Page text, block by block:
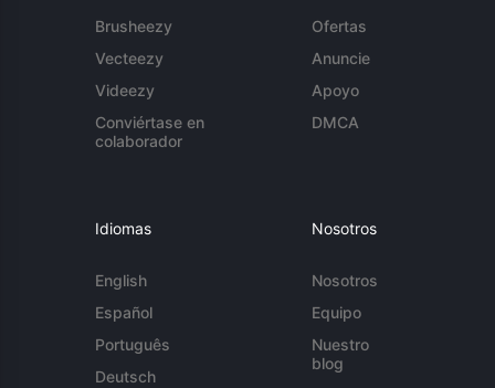
Brusheezy
Vecteezy
Videezy
Conviértase en
colaborador
Ofertas
Anuncie
Apoyo
DMCA
Idiomas
English
Español
Português
Deutsch
Nosotros
Nosotros
Equipo
Nuestro
blog